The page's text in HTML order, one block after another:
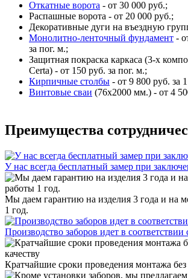
Откатные ворота - от 30 000 руб.;
Распашные ворота - от 20 000 руб.;
Декоративные дуги на въездную
Монолитно-ленточный фундамент -
за пог. м.;
Защитная покраска каркаса (3-х
Certa) - от 150 руб. за пог. м.;
Кирпичные столбы - от 9 800 руб. за
Винтовые сваи (76x2000 мм.) - от 4
Преимущества
У нас всегда бесплатный замер при
Мы даем гарантию на изделия 3 года и на
1 год.
Производство заборов идет в
Кратчайшие сроки проведения монтажа без